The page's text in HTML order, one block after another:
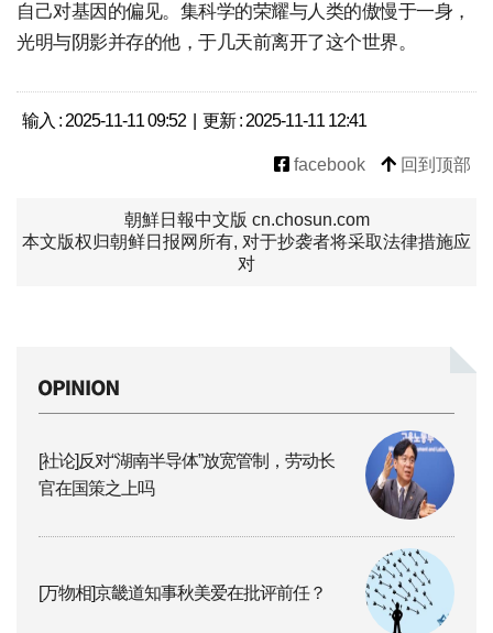
自己对基因的偏见。集科学的荣耀与人类的傲慢于一身，
光明与阴影并存的他，于几天前离开了这个世界。
输入 : 2025-11-11 09:52 | 更新 : 2025-11-11 12:41
facebook 回到顶部
朝鮮日報中文版 cn.chosun.com
本文版权归朝鲜日报网所有, 对于抄袭者将采取法律措施应
对
[社论]反对“湖南半导体”放宽管制，劳动长
官在国策之上吗
[万物相]京畿道知事秋美爱在批评前任？